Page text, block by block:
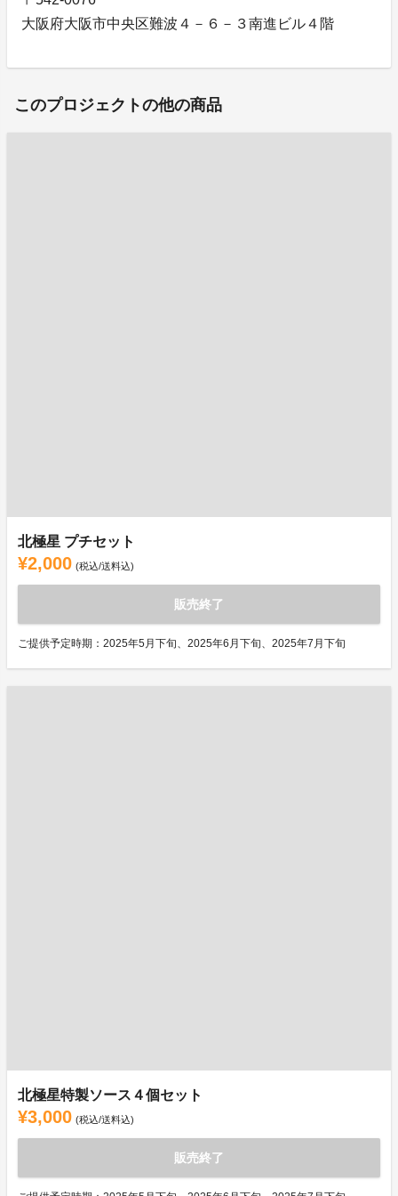
大阪府大阪市中央区難波４－６－３南進ビル４階
このプロジェクトの他の商品
北極星 プチセット
¥2,000 (税込/送料込)
販売終了
ご提供予定時期：2025年5月下旬、2025年6月下旬、2025年7月下旬
北極星特製ソース４個セット
¥3,000 (税込/送料込)
販売終了